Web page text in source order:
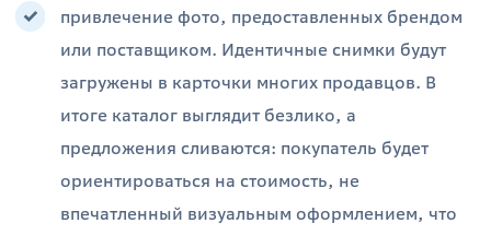
привлечение фото, предоставленных брендом
или поставщиком. Идентичные снимки будут
загружены в карточки многих продавцов. В
итоге каталог выглядит безлико, а
предложения сливаются: покупатель будет
ориентироваться на стоимость, не
впечатленный визуальным оформлением, что